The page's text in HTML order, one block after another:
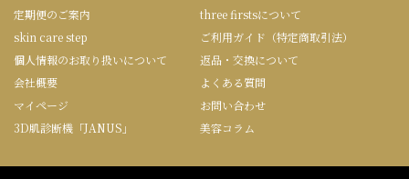
定期便のご案内
three firstsについて
skin care step
ご利用ガイド（特定商取引法）
個人情報のお取り扱いについて
返品・交換について
会社概要
よくある質問
マイページ
お問い合わせ
3D肌診断機「JANUS」
美容コラム